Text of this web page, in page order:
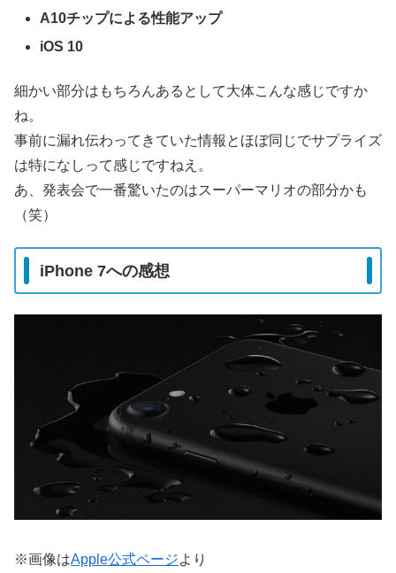
A10チップによる性能アップ
iOS 10
細かい部分はもちろんあるとして大体こんな感じですか
ね。
事前に漏れ伝わってきていた情報とほぼ同じでサプライズ
は特になしって感じですねえ。
あ、発表会で一番驚いたのはスーパーマリオの部分かも
（笑）
iPhone 7への感想
※画像はApple公式ページより